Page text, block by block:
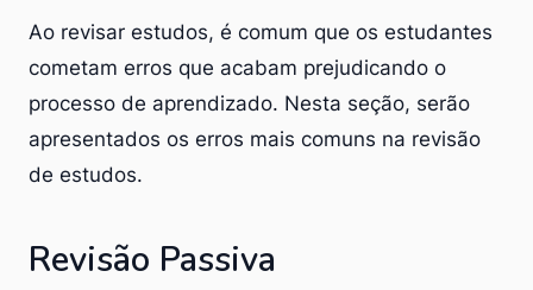
Ao revisar estudos, é comum que os estudantes
cometam erros que acabam prejudicando o
processo de aprendizado. Nesta seção, serão
apresentados os erros mais comuns na revisão
de estudos.
Revisão Passiva